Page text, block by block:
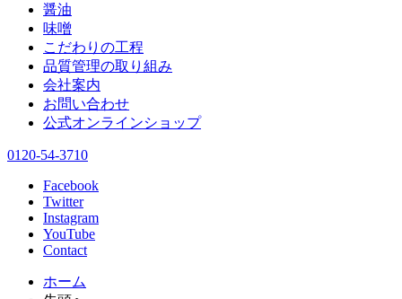
醤油
味噌
こだわりの工程
品質管理の取り組み
会社案内
お問い合わせ
公式オンラインショップ
0120-54-3710
Facebook
Twitter
Instagram
YouTube
Contact
ホーム